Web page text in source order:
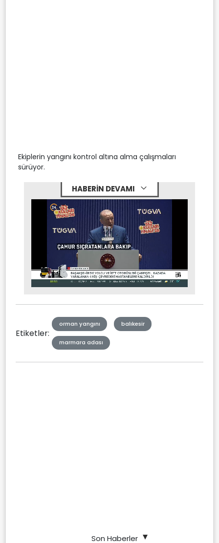
Ekiplerin yangını kontrol altına alma çalışmaları
sürüyor.
HABERİN DEVAMI
Mute Stream
Etiketler:
orman yangını balıkesir
marmara adası
Son Haberler